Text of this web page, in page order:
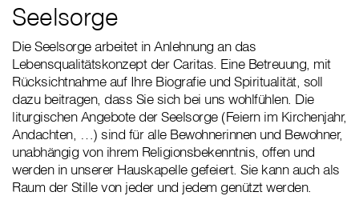
Seelsorge
Die Seelsorge arbeitet in Anlehnung an das
Lebensqualitätskonzept der Caritas. Eine Betreuung, mit
Rücksichtnahme auf Ihre Biografie und Spiritualität, soll
dazu beitragen, dass Sie sich bei uns wohlfühlen. Die
liturgischen Angebote der Seelsorge (Feiern im Kirchenjahr,
Andachten, …) sind für alle Bewohnerinnen und Bewohner,
unabhängig von ihrem Religionsbekenntnis, offen und
werden in unserer Hauskapelle gefeiert. Sie kann auch als
Raum der Stille von jeder und jedem genützt werden.